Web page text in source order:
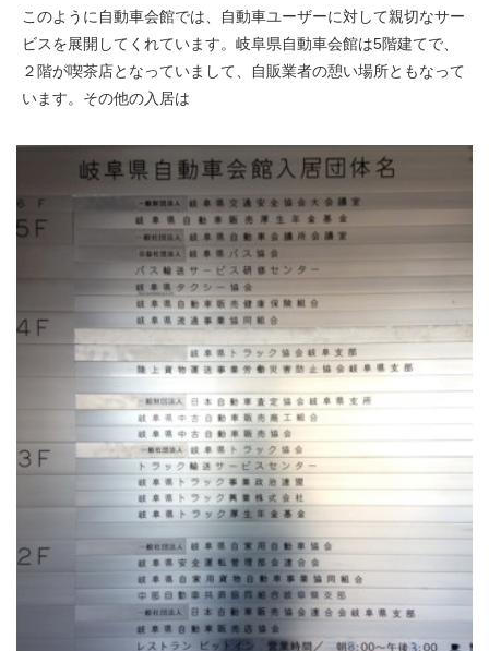
このように自動車会館では、自動車ユーザーに対して親切なサー
ビスを展開してくれています。岐阜県自動車会館は5階建てで、
２階が喫茶店となっていまして、自販業者の憩い場所ともなって
います。その他の入居は